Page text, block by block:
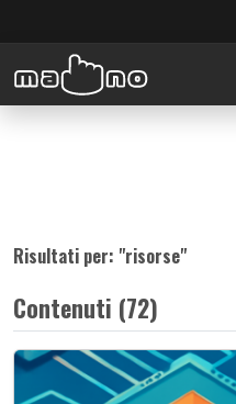
Risultati per: "risorse"
Contenuti (72)